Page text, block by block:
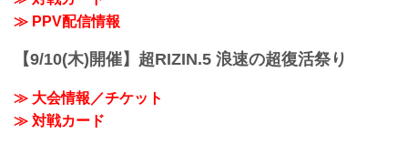
≫ PPV配信情報
【9/10(木)開催】超RIZIN.5 浪速の超復活祭り
≫ 大会情報／チケット
≫ 対戦カード